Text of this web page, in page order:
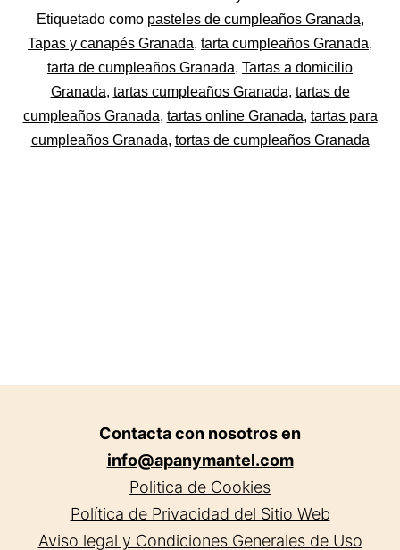
a
Categorizado
como
Pastelerías
Asociadas
Apanymantel
Etiquetado como pasteles de cumpleaños Granada,
Tapas y canapés Granada, tarta cumpleaños Granada,
tarta de cumpleaños Granada, Tartas a domicilio
Granada, tartas cumpleaños Granada, tartas de
cumpleaños Granada, tartas online Granada, tartas para
cumpleaños Granada, tortas de cumpleaños Granada
Contacta con nosotros en
info@apanymantel.com
Politica de Cookies
Política de Privacidad del Sitio Web
Aviso legal y Condiciones Generales de Uso